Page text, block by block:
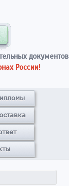
документов
России!